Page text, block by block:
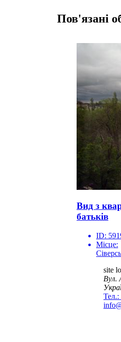
Пов'язані
Вид з
батьків
ID:
Місце:
site
Вул.
Тел.: